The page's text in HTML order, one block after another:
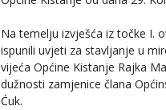
Na temelju izvješća iz točke I.
ispunili uvjeti za stavljanje u
vijeća Općine Kistanje Rajka
dužnosti zamjenice člana
Ćuk.